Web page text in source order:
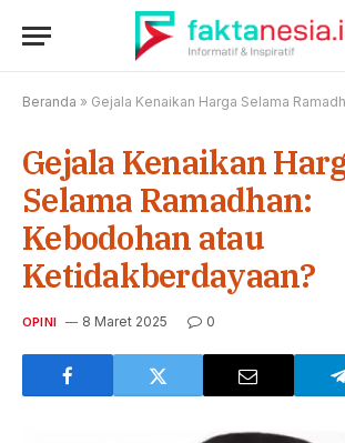
Beranda » Gejala Kenaikan Harga Selama Ramadhan:
Gejala Kenaikan
Selama Ramadhan:
Kebodohan atau
Ketidakberdayaan?
OPINI 8 Maret 2025 0